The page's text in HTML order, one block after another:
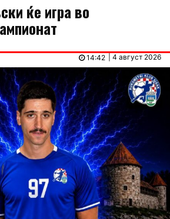
ќе игра во
| 4 август 2026
14:42